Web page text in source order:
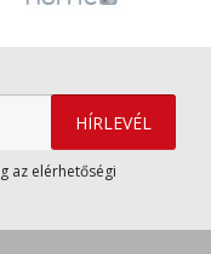
az elérhetőségi